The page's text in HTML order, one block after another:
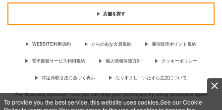
To provide you the best service, this website uses cookies.See our Cookie
店舗を探す
WEBSITE利用規約 とらのあな会員規約 通信販売ポイント規約
電子書籍サービス利用規約 個人情報保護方針 クッキーポリシー
特定商取引法に基づく表示 なりすまし・いたずら注文について
For Overseas customer, now you can ship your purchases by using purchases agent
services “AOCS”! Click {more…} for more information …more